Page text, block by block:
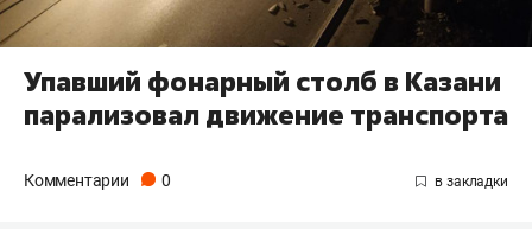
Упавший фонарный столб в Казани
парализовал движение транспорта
Комментарии 0